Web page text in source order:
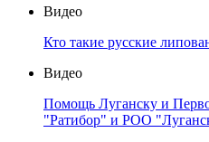
Видео
Кто такие русские
Видео
Помощь Луганску и
"Ратибор" и РОО